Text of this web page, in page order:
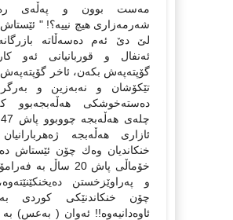
مەست بوون و پەڵەی
شەرمەزاری هیچ نییە؟! "
لێ دێ ئەم دەسەڵاتە
ئەنفال و قوربانیانی ئەو
گۆپتەپەش بكەن، ئاخر
تێكۆشان و نەبەزین و
دەستەخوشكی هەڵەبجەبوو
ئازاری هەڵەبجە
خنكاندیان وەك چۆن ئێستاش
خۆماڵی پاش 20 ساڵ بە
و پەراوێزخستن
چۆن خنكاندنێكی كوردی
ئاوەدانیەوە!! ئەوان ( بەعس) بە